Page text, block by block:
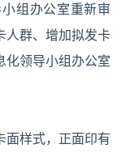
组办公室重新审
人群、增加拟发卡
化领导小组办公室
样式，正面印有